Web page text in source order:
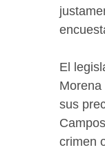
El
sus
crimen